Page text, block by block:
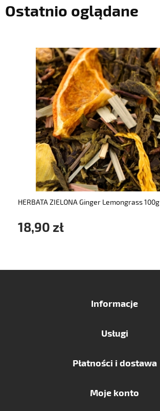
Ostatnio oglądane
HERBATA ZIELONA Ginger Lemongrass 100g
18,90 zł
do koszyka
Informacje
Usługi
Płatności i dostawa
Moje konto